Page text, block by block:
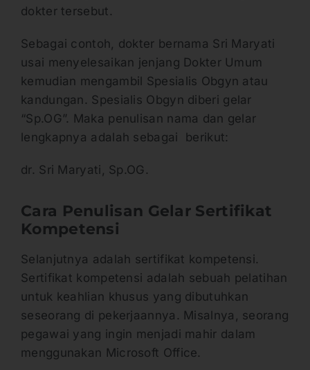
dokter tersebut.
Sebagai contoh, dokter bernama Sri Maryati
usai menyelesaikan jenjang Dokter Umum
kemudian mengambil Spesialis Obgyn atau
kandungan. Spesialis Obgyn diberi gelar
“Sp.OG”. Maka penulisan nama dan gelar
lengkapnya adalah sebagai berikut:
dr. Sri Maryati, Sp.OG.
Cara Penulisan Gelar Sertifikat
Kompetensi
Selanjutnya adalah sertifikat kompetensi.
Sertifikat kompetensi adalah sebuah pelatihan
untuk keahlian khusus yang dibutuhkan
seseorang di pekerjaannya. Misalnya, seorang
pegawai yang ingin menjadi mahir dalam
menggunakan Microsoft Office.